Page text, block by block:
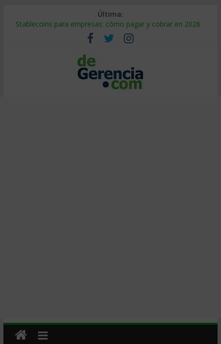
Última:
Stablecoins para empresas: cómo pagar y cobrar en 2026
Despido silencioso: qué es y por qué sale tan caro
IA en selección de personal: cómo auditarla a tiempo
Trabajo forzoso en la cadena de suministro: qué hacer
Mercado hispano de EE. UU.: cómo segmentarlo y venderle